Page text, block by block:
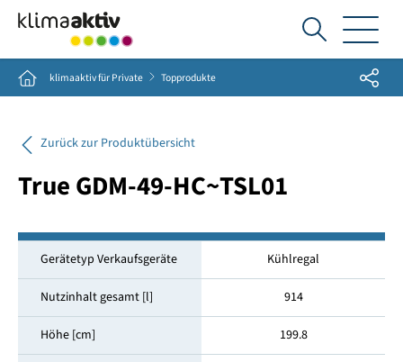
Ich
suche...
Home klimaaktiv für Private Topprodukte Share
Zurück zur Produktübersicht
True GDM-49-HC~TSL01
Gerätetyp Verkaufsgeräte Kühlregal
Nutzinhalt gesamt [l] 914
Höhe [cm] 199.8